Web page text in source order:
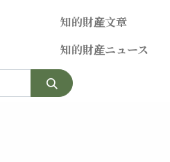
知的財産文章
知的財産ニュース